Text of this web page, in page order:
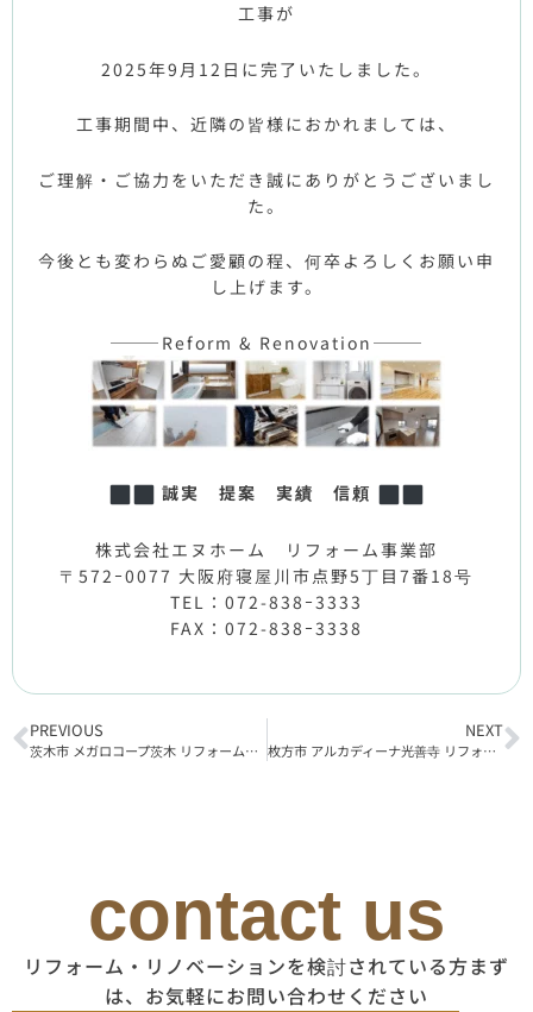
工事が
2025年9月12日に完了いたしました。
工事期間中、近隣の皆様におかれましては、
ご理解・ご協力をいただき誠にありがとうございまし
た。
今後とも変わらぬご愛顧の程、何卒よろしくお願い申
し上げます。
———Reform & Renovation———
誠実 提案 実績 信頼
株式会社エヌホーム リフォーム事業部
〒572ｰ0077 大阪府寝屋川市点野5丁目7番18号
TEL：072-838ｰ3333
FAX：072-838ｰ3338
PREVIOUS
茨木市 メガロコープ茨木 リフォーム工事着工
NEXT
枚方市 アルカディーナ光善寺 リフォーム工事完了
contact us
リフォーム・リノベーションを検討されている方まず
は、お気軽にお問い合わせください